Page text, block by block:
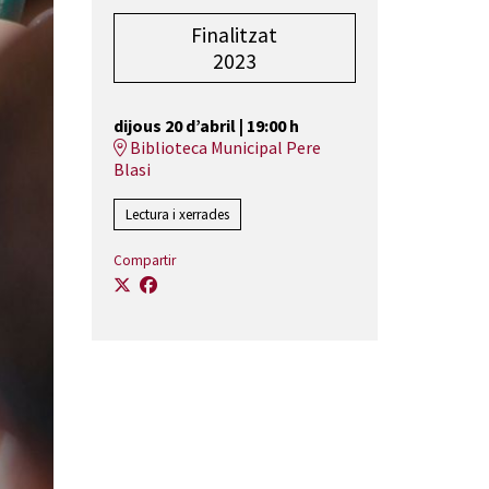
Finalitzat
2023
dijous 20 d’abril| 19:00 h
Biblioteca Municipal Pere
Blasi
Lectura i xerrades
Compartir